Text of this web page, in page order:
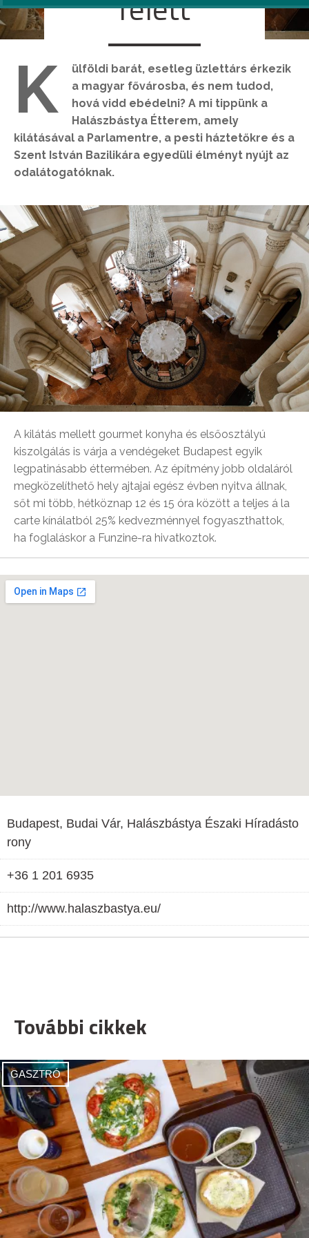
K
ülföldi barát, esetleg üzlettárs érkezik
a magyar fővárosba, és nem tudod,
hová vidd ebédelni? A mi tippünk a
Halászbástya Étterem, amely
kilátásával a Parlamentre, a pesti háztetőkre és a
Szent István Bazilikára egyedüli élményt nyújt az
odalátogatóknak.
A kilátás mellett gourmet konyha és elsőosztályú
kiszolgálás is várja a vendégeket Budapest egyik
legpatinásabb éttermében. Az építmény jobb oldaláról
megközelíthető hely ajtajai egész évben nyitva állnak,
sőt mi több, hétköznap 12 és 15 óra között a teljes á la
carte kínálatból 25% kedvezménnyel fogyaszthattok,
ha foglaláskor a Funzine-ra hivatkoztok.
Budapest, Budai Vár, Halászbástya Északi Híradásto
rony
+36 1 201 6935
http://www.halaszbastya.eu/
További cikkek
GASZTRÓ